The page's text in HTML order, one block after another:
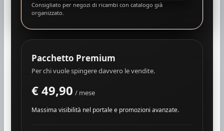
Consigliato per negozi di ricambi con catalogo già
organizzato.
Pacchetto Premium
Per chi vuole spingere davvero le vendite.
€ 49,90 / mese
Massima visibilità nel portale e promozioni avanzate.